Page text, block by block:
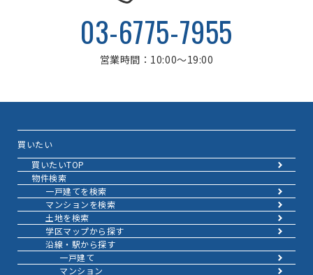
03-6775-7955
営業時間：10:00～19:00
買いたい
買いたいTOP
物件検索
一戸建てを検索
マンションを検索
土地を検索
学区マップから探す
沿線・駅から探す
一戸建て
マンション